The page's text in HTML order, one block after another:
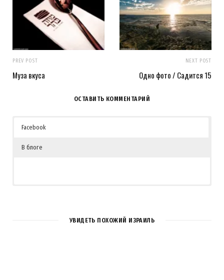
PREV POST
Муза вкуса
NEXT POST
Одно фото / Садится 15
ОСТАВИТЬ КОММЕНТАРИЙ
Facebook
В блоге
УВИДЕТЬ ПОХОЖИЙ ИЗРАИЛЬ